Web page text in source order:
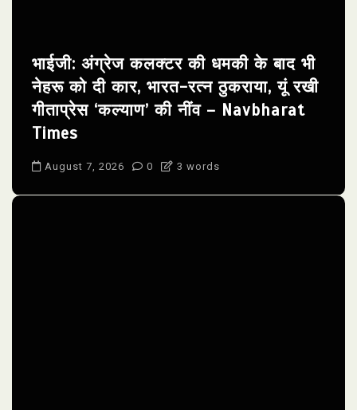
भाईजी: अंग्रेज कलक्टर की धमकी के बाद भी
नेहरू को दी कार, भारत-रत्न ठुकराया, यूं रखी
गीताप्रेस ‘कल्याण’ की नींव – Navbharat
Times
August 7, 2026 0 3 words